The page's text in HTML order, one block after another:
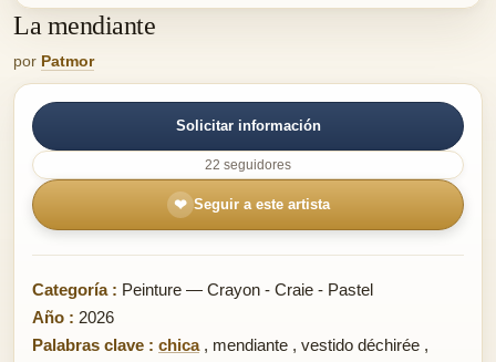
La mendiante
por Patmor
Solicitar información
22 seguidores
❤ Seguir a este artista
Categoría : Peinture — Crayon - Craie - Pastel
Año : 2026
Palabras clave : chica, mendiante , vestido déchirée ,